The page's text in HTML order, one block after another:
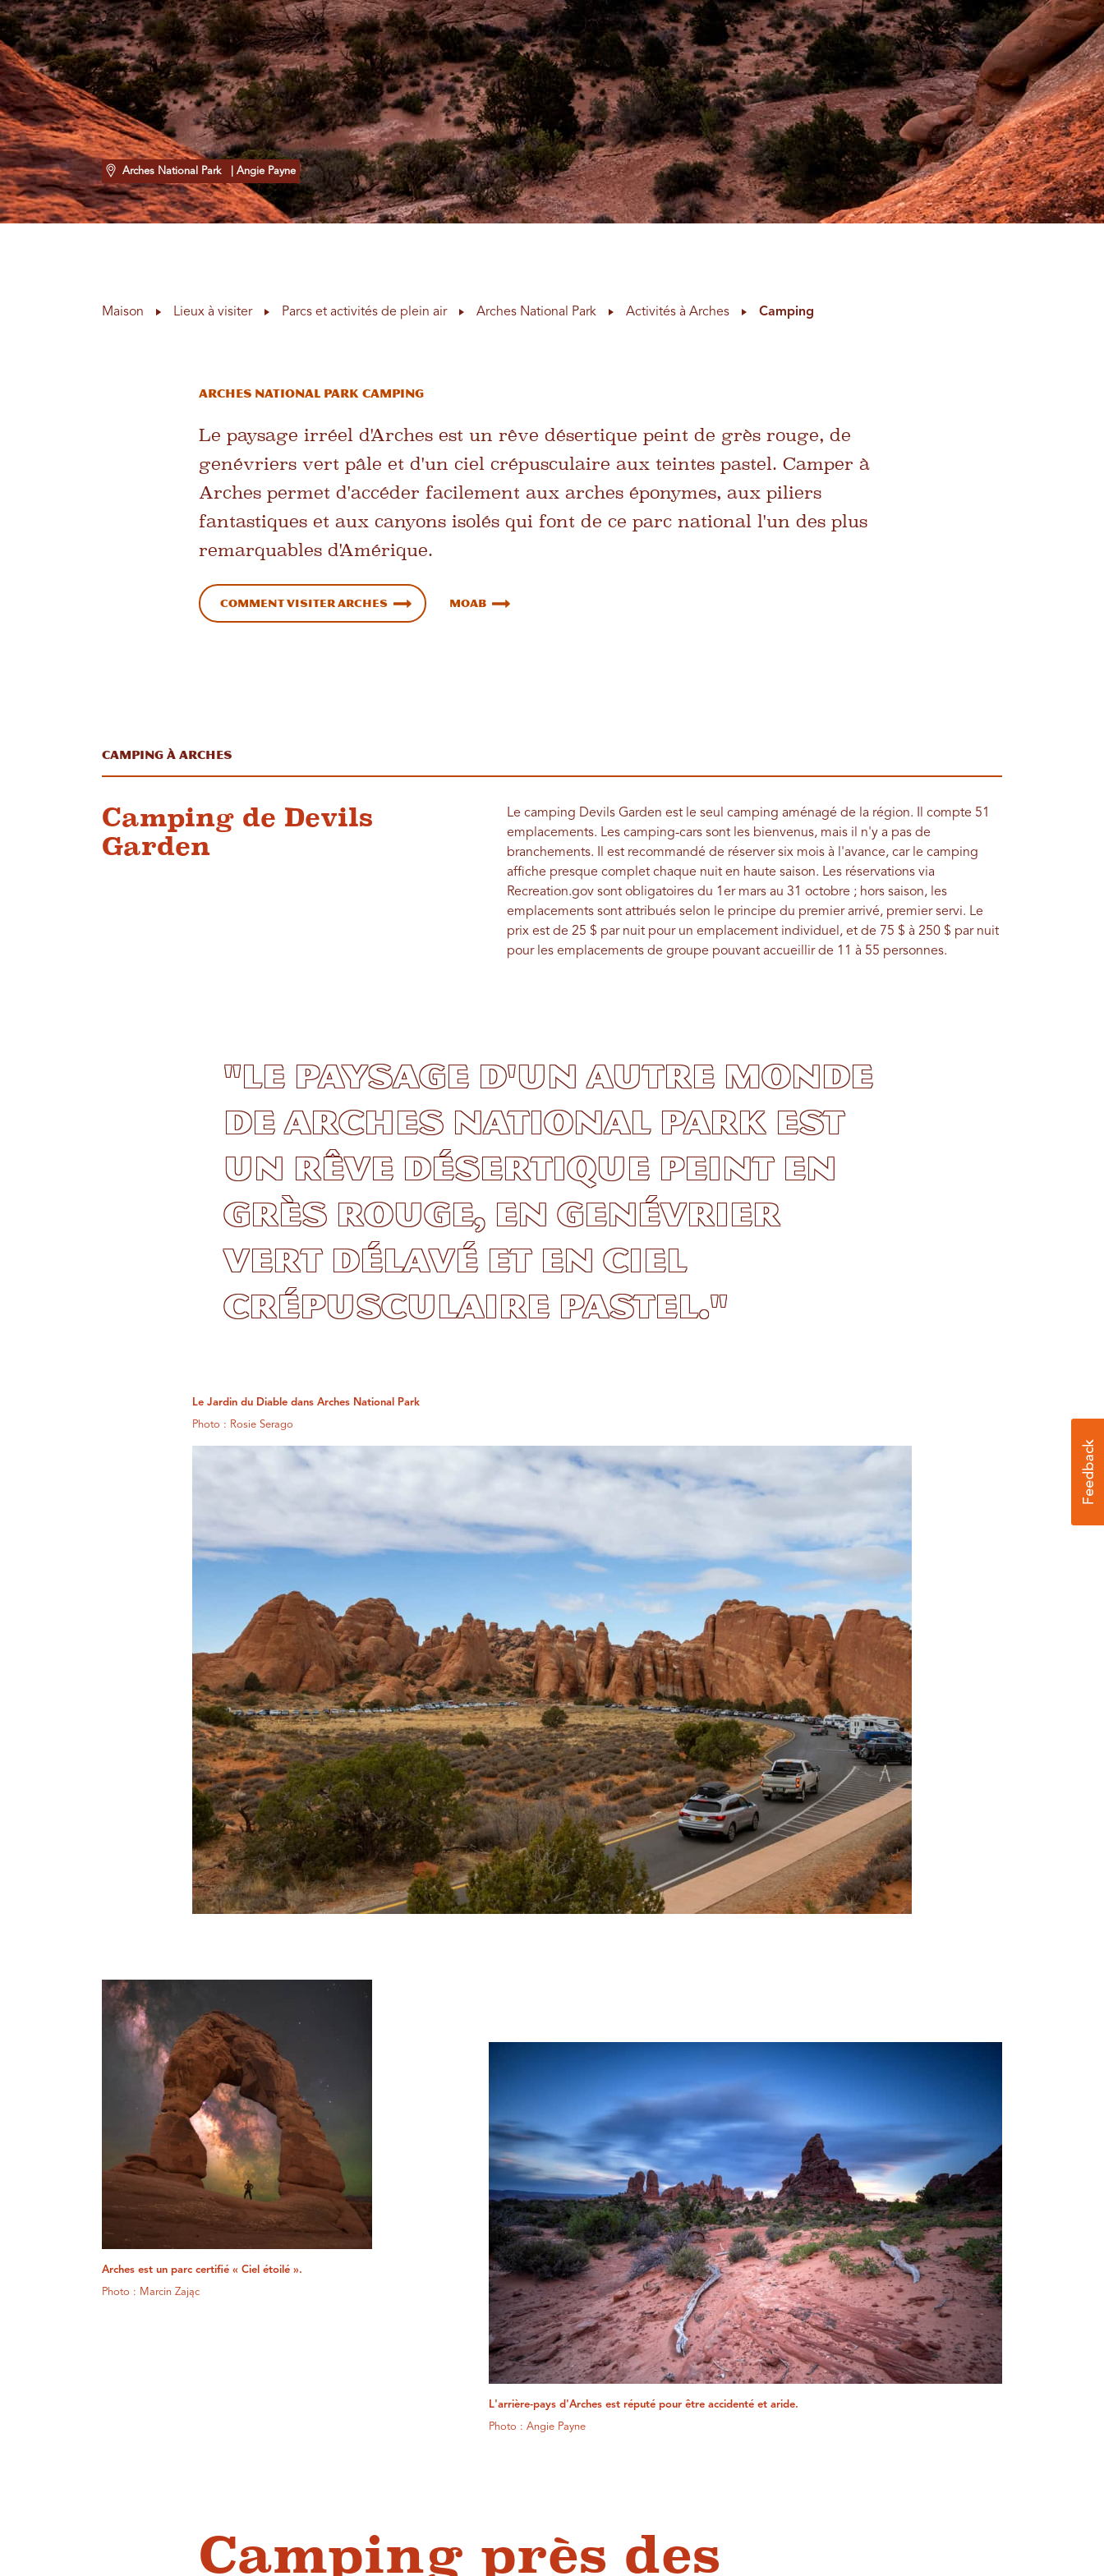
Arches National Park | Angie Payne
Maison Lieux à visiter Parcs et activités de plein air Arches National Park Activités à Arches Camping
Arches National Park Camping
Le paysage irréel d'Arches est un rêve désertique peint de grès rouge, de
genévriers vert pâle et d'un ciel crépusculaire aux teintes pastel. Camper à
Arches permet d'accéder facilement aux arches éponymes, aux piliers
fantastiques et aux canyons isolés qui font de ce parc national l'un des plus
remarquables d'Amérique.
Comment visiter Arches Moab
Camping à Arches
Camping de Devils
Garden
Le camping Devils Garden est le seul camping aménagé de la région. Il compte 51
emplacements. Les camping-cars sont les bienvenus, mais il n'y a pas de
branchements. Il est recommandé de réserver six mois à l'avance, car le camping
affiche presque complet chaque nuit en haute saison. Les réservations via
Recreation.gov sont obligatoires du 1er mars au 31 octobre ; hors saison, les
emplacements sont attribués selon le principe du premier arrivé, premier servi. Le
prix est de 25 $ par nuit pour un emplacement individuel, et de 75 $ à 250 $ par nuit
pour les emplacements de groupe pouvant accueillir de 11 à 55 personnes.
"Le paysage d'un autre monde
de Arches National Park est
un rêve désertique peint en
grès rouge, en genévrier
vert délavé et en ciel
crépusculaire pastel."
Le Jardin du Diable dans Arches National Park
Photo : Rosie Serago
Arches est un parc certifié « Ciel étoilé ».
Photo : Marcin Zając
L'arrière-pays d'Arches est réputé pour être accidenté et aride.
Photo : Angie Payne
Camping près des